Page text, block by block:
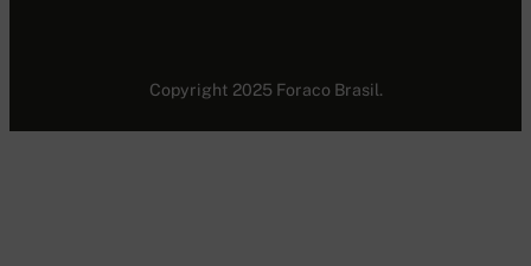
Copyright 2025 Foraco Brasil.